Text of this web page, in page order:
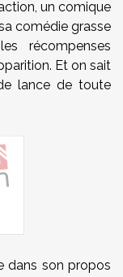
un comique
comédie grasse
récompenses
Et on sait
lance de toute
dans son propos